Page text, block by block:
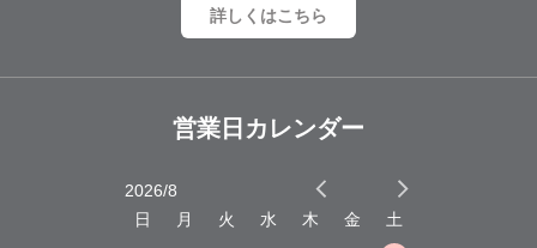
詳しくはこちら
営業日カレンダー
2026/8
日
月 火 水 木 金
土